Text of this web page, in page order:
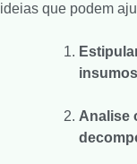
ideias que podem
insumos
Analise